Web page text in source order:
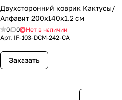
Двухсторонний коврик Кактусы/
Алфавит 200х140х1.2 см
0 0
Нет в наличии
Арт. IF-103-DCM-242-CA
Заказать